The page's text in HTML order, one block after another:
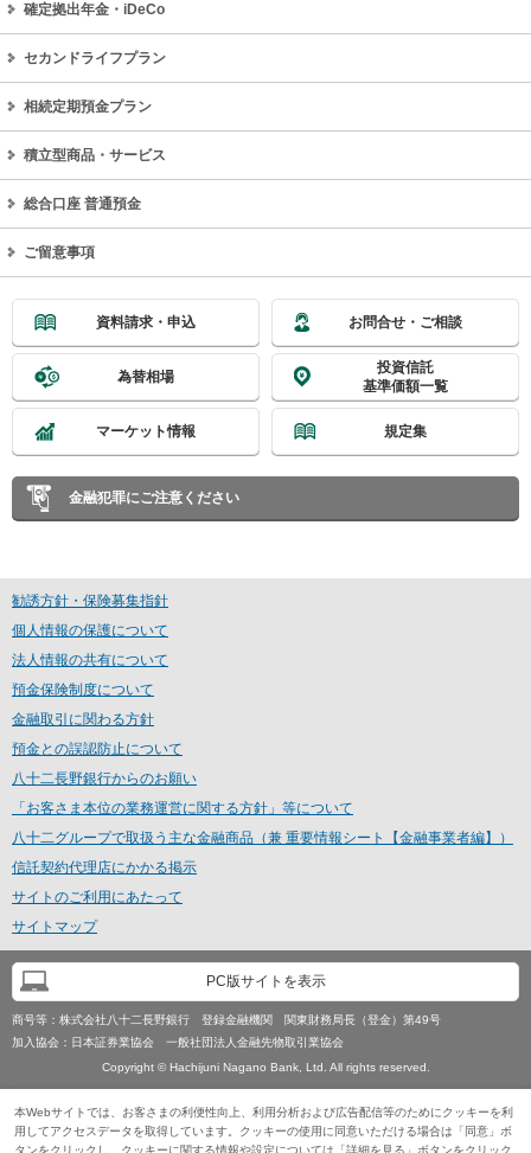
確定拠出年金・iDeCo
セカンドライフプラン
相続定期預金プラン
積立型商品・サービス
総合口座 普通預金
ご留意事項
資料請求・申込 お問合せ・ご相談
為替相場
投資信託
基準価額一覧
マーケット情報 規定集
金融犯罪にご注意ください
勧誘方針・保険募集指針
個人情報の保護について
法人情報の共有について
預金保険制度について
金融取引に関わる方針
預金との誤認防止について
八十二長野銀行からのお願い
「お客さま本位の業務運営に関する方針」等について
八十二グループで取扱う主な金融商品（兼 重要情報シート【金融事業者編】）
信託契約代理店にかかる掲示
サイトのご利用にあたって
サイトマップ
PC版サイトを表示
商号等： 株式会社八十二長野銀行 登録金融機関 関東財務局長（登金）第49号
加入協会： 日本証券業協会 一般社団法人金融先物取引業協会
Copyright © Hachijuni Nagano Bank, Ltd. All rights reserved.
本Webサイトでは、お客さまの利便性向上、利用分析および広告配信等のためにクッキーを利
用してアクセスデータを取得しています。クッキーの使用に同意いただける場合は「同意」ボ
タンをクリックし、クッキーに関する情報や設定については「詳細を見る」ボタンをクリック